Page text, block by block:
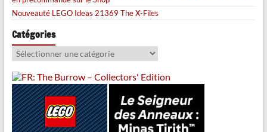
Nouveauté LEGO Ideas 21369 The X-Files
Catégories
Catégories